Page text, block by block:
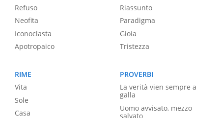
Refuso
Neofita
Iconoclasta
Apotropaico
Riassunto
Paradigma
Gioia
Tristezza
RIME
Vita
Sole
Casa
PROVERBI
La verità vien sempre a
galla
Uomo avvisato, mezzo
salvato